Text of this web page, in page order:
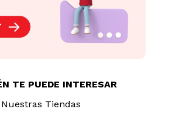
TE PUEDE INTERESAR
Nuestras Tiendas